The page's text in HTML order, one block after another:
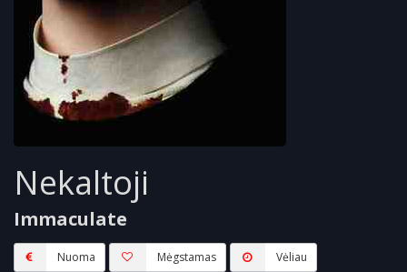
Nekaltoji
Immaculate
Nuoma Mėgstamas Vėliau